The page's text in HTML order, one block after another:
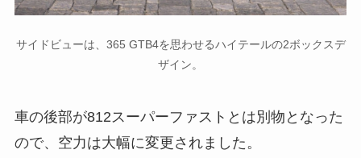
サイドビューは、365 GTB4を思わせるハイテールの2ボックスデ
ザイン。
車の後部が812スーパーファストとは別物となった
ので、空力は大幅に変更されました。